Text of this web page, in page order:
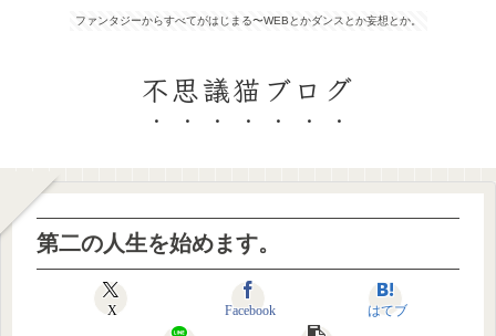
ファンタジーからすべてがはじまる〜WEBとかダンスとか妄想とか。
不思議猫ブログ
第二の人生を始めます。
X Facebook はてブ